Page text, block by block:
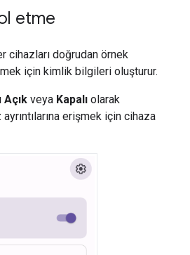
etme
cihazları doğrudan örnek
için kimlik bilgileri oluşturur.
Açık veya Kapalı olarak
erişmek için cihaza